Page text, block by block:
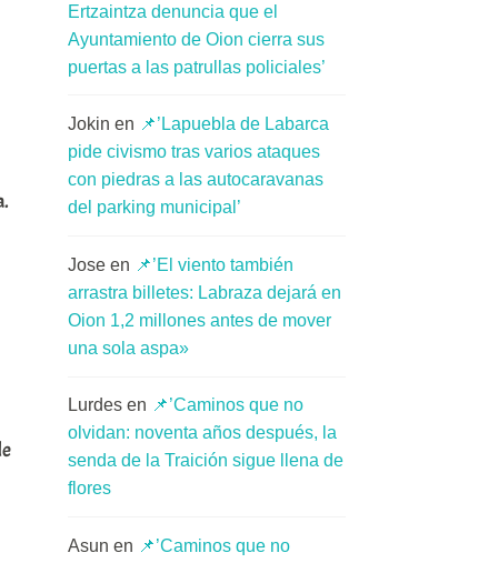
Ertzaintza denuncia que el
Ayuntamiento de Oion cierra sus
puertas a las patrullas policiales’
Jokin en 📌’Lapuebla de Labarca
pide civismo tras varios ataques
con piedras a las autocaravanas
del parking municipal’
Jose en 📌’El viento también
arrastra billetes: Labraza dejará en
Oion 1,2 millones antes de mover
una sola aspa»
Lurdes en 📌’Caminos que no
olvidan: noventa años después, la
senda de la Traición sigue llena de
flores
Asun en 📌’Caminos que no